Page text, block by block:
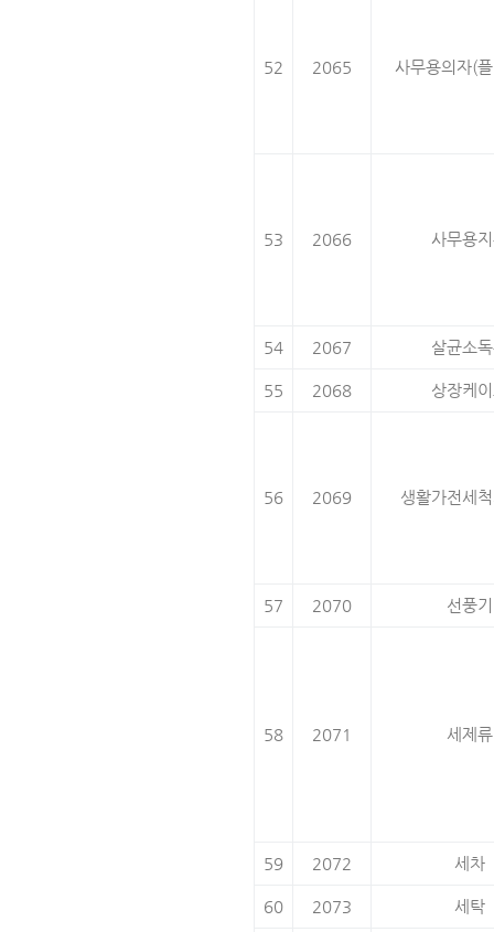
52 2065 사무용의자(
53 2066 사무용
54 2067 살균소
55 2068 상장케
56 2069 생활가전세
57 2070 선풍기
58 2071 세제류
59 2072 세차
60 2073 세탁